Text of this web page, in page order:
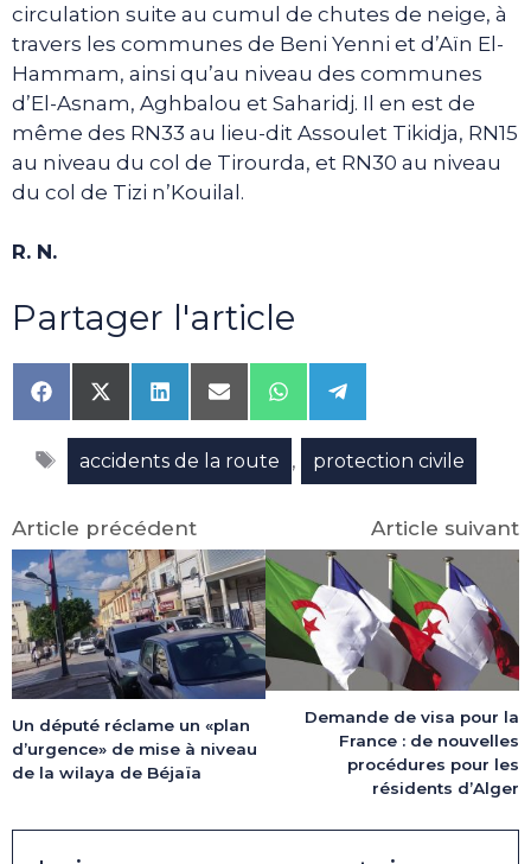
circulation suite au cumul de chutes de neige, à
travers les communes de Beni Yenni et d’Aïn El-
Hammam, ainsi qu’au niveau des communes
d’El-Asnam, Aghbalou et Saharidj. Il en est de
même des RN33 au lieu-dit Assoulet Tikidja, RN15
au niveau du col de Tirourda, et RN30 au niveau
du col de Tizi n’Kouilal.
R. N.
Partager l'article
Share
on
Facebook
Share
on
X
(Twitter)
Share
on
LinkedIn
Share
on
Email
Share
on
WhatsApp
Share
on
Telegram
Étiquettes
accidents de la route , protection civile
Article précédent
Un député réclame un «plan
d’urgence» de mise à niveau
de la wilaya de Béjaïa
Article suivant
Demande de visa pour la
France : de nouvelles
procédures pour les
résidents d’Alger